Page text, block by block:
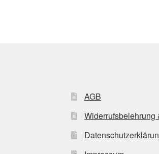
AGB
Widerrufsbelehrung